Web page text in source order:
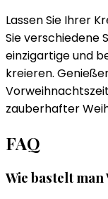
Lassen Sie Ihrer
Sie verschiedene
einzigartige und
kreieren.
zauberhafter
FAQ
Wie bastelt